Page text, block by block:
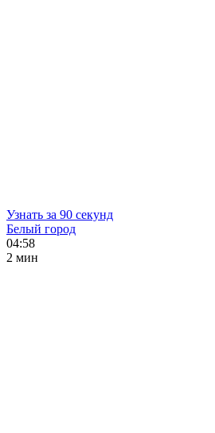
Узнать за 90 секунд
Белый город
04:58
2 мин